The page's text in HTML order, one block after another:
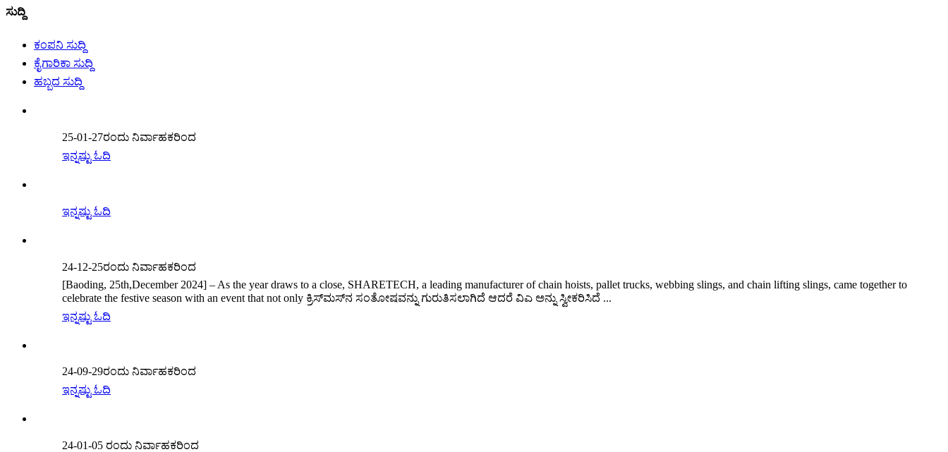
ಸುದ್ದಿ
ಕಂಪನಿ ಸುದ್ದಿ
ಕೈಗಾರಿಕಾ ಸುದ್ದಿ
ಹಬ್ಬದ ಸುದ್ದಿ
25-01-27ರಂದು ನಿರ್ವಾಹಕರಿಂದ
ಇನ್ನಷ್ಟು ಓದಿ
ಇನ್ನಷ್ಟು ಓದಿ
24-12-25ರಂದು ನಿರ್ವಾಹಕರಿಂದ
[Baoding, 25th,December 2024] – As the year draws to a close, SHARETECH, a leading manufacturer of chain hoists, pallet trucks, webbing slings, and chain lifting slings, came together to
celebrate the festive season with an event that not only ಕ್ರಿಸ್‌ಮಸ್‌ನ ಸಂತೋಷವನ್ನು ಗುರುತಿಸಲಾಗಿದೆ ಆದರೆ ವಿಎ ಅನ್ನು ಸ್ವೀಕರಿಸಿದೆ ...
ಇನ್ನಷ್ಟು ಓದಿ
24-09-29ರಂದು ನಿರ್ವಾಹಕರಿಂದ
ಇನ್ನಷ್ಟು ಓದಿ
24-01-05 ರಂದು ನಿರ್ವಾಹಕರಿಂದ